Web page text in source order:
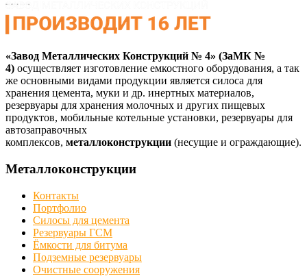
«Завод Металлических Конструкций № 4» (ЗаМК №
4) осуществляет изготовление емкостного оборудования, а так
же основными видами продукции является силоса для
хранения цемента, муки и др. инертных материалов,
резервуары для хранения молочных и других пищевых
продуктов, мобильные котельные установки, резервуары для
автозаправочных
комплексов, металлоконструкции (несущие и ограждающие).
Металлоконструкции
Контакты
Портфолио
Силосы для цемента
Резервуары ГСМ
Ёмкости для битума
Подземные резервуары
Очистные сооружения